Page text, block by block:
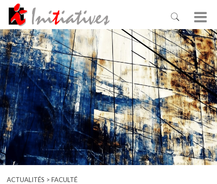
ACTUALITÉS > FACULTÉ